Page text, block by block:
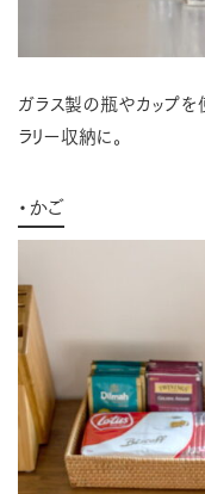
ガラス製の瓶やカップを
ラリー収納に。
・かご